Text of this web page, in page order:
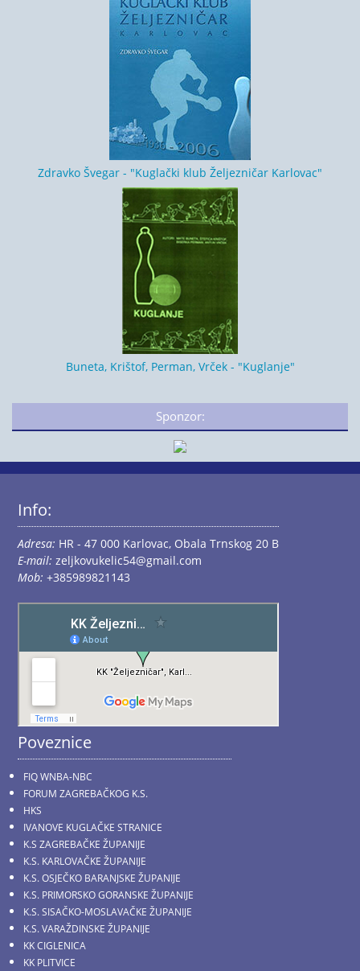
Zdravko Švegar - "Kuglački klub Željezničar Karlovac"
Buneta, Krištof, Perman, Vrček - "Kuglanje"
Sponzor:
Info:
Adresa: HR - 47 000 Karlovac, Obala Trnskog 20 B
E-mail: zeljkovukelic54@gmail.com
Mob: +385989821143
Poveznice
FIQ WNBA-NBC
FORUM ZAGREBAČKOG K.S.
HKS
IVANOVE KUGLAČKE STRANICE
K.S ZAGREBAČKE ŽUPANIJE
K.S. KARLOVAČKE ŽUPANIJE
K.S. OSJEČKO BARANJSKE ŽUPANIJE
K.S. PRIMORSKO GORANSKE ŽUPANIJE
K.S. SISAČKO-MOSLAVAČKE ŽUPANIJE
K.S. VARAŽDINSKE ŽUPANIJE
KK CIGLENICA
KK PLITVICE